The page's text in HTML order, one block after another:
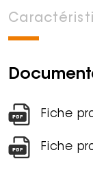
Fiche
Fiche